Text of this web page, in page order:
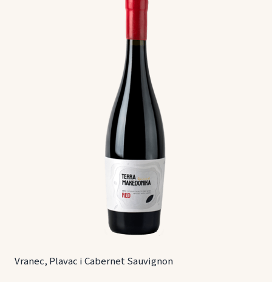
Vranec, Plavac i Cabernet Sauvignon